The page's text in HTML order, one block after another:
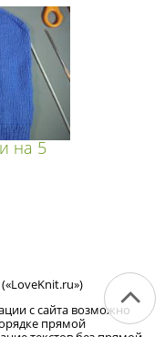
на 5
с сайта возможно
прямой